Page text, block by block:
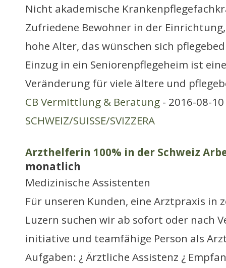
Nicht akademische
Zufriedene Bewohner in der
hohe Alter, das wünschen sich
Einzug in ein Seniorenpflegeheim ist
Veränderung für viele ältere und
CB Vermittlung & Beratung - 2016-08-
SCHWEIZ/SUISSE/SVIZZERA
Arzthelferin 100% in der Schweiz
monatlich
Medizinische Assistenten
Für unseren Kunden, eine Arztpraxis in
Luzern suchen wir ab sofort oder nach
initiative und teamfähige Person als
Aufgaben: ¿ Ärztliche Assistenz ¿